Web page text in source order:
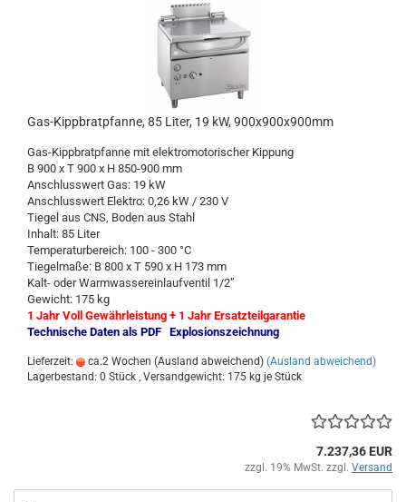
Gas-Kippbratpfanne, 85 Liter, 19 kW, 900x900x900mm
Gas-Kippbratpfanne mit elektromotorischer Kippung
B 900 x T 900 x H 850-900 mm
Anschlusswert Gas: 19 kW
Anschlusswert Elektro: 0,26 kW / 230 V
Tiegel aus CNS, Boden aus Stahl
Inhalt: 85 Liter
Temperaturbereich: 100 - 300 °C
Tiegelmaße: B 800 x T 590 x H 173 mm
Kalt- oder Warmwassereinlaufventil 1/2”
Gewicht: 175 kg
1 Jahr Voll Gewährleistung + 1 Jahr Ersatzteilgarantie
Technische Daten als PDF Explosionszeichnung
Lieferzeit: ca.2 Wochen (Ausland abweichend) (Ausland abweichend)
Lagerbestand: 0 Stück , Versandgewicht: 175 kg je Stück
7.237,36 EUR
zzgl. 19% MwSt. zzgl. Versand